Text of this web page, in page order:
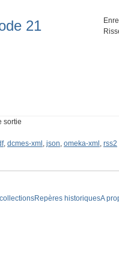
21
sortie
, dcmes-xml , json, omeka-xml , rss2
Repères historiquesA